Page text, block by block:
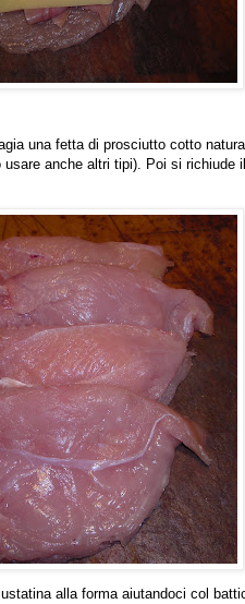
una fetta di prosciutto cotto
anche altri tipi). Poi si richiude
alla forma aiutandoci col